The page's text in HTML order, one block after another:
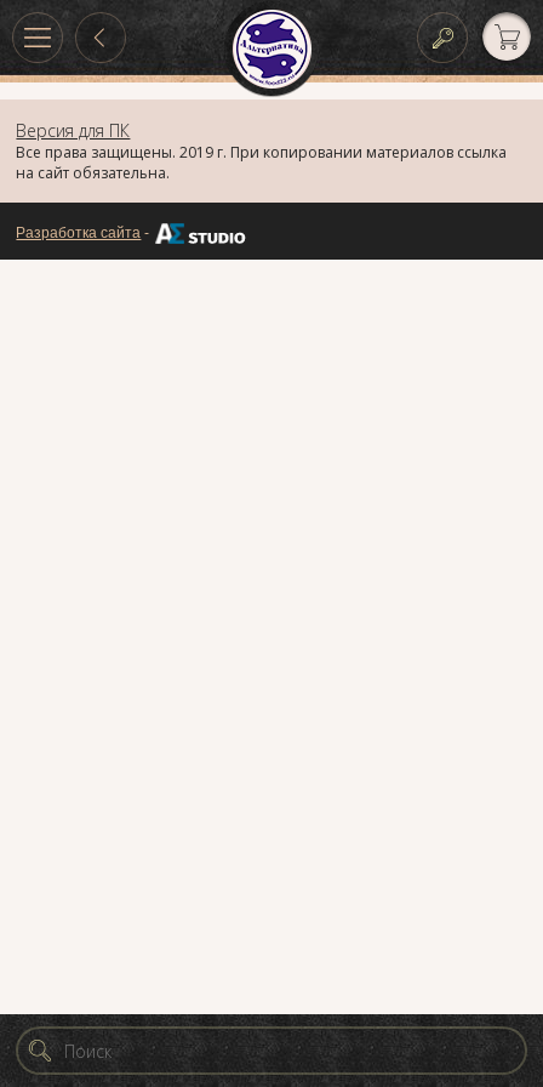
Версия для ПК
Все права защищены. 2019 г. При копировании материалов ссылка
на сайт обязательна.
Разработка сайта -